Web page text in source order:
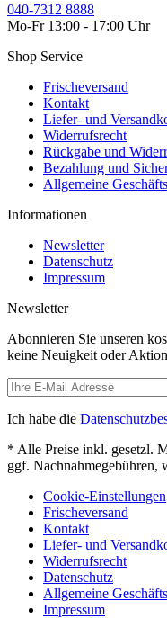
040-7312 8888
Mo-Fr 13:00 - 17:00 Uhr
Shop Service
Frischeversand
Kontakt
Liefer- und
Widerrufsrecht
Rückgabe und
Bezahlung und
Allgemeine
Informationen
Newsletter
Datenschutz
Impressum
Newsletter
Abonnieren Sie unseren
keine Neuigkeit oder
Ich habe die
* Alle Preise inkl. gesetzl.
ggf. Nachnahmegebühren,
Cookie-Einstellungen
Frischeversand
Kontakt
Liefer- und
Widerrufsrecht
Datenschutz
Allgemeine
Impressum